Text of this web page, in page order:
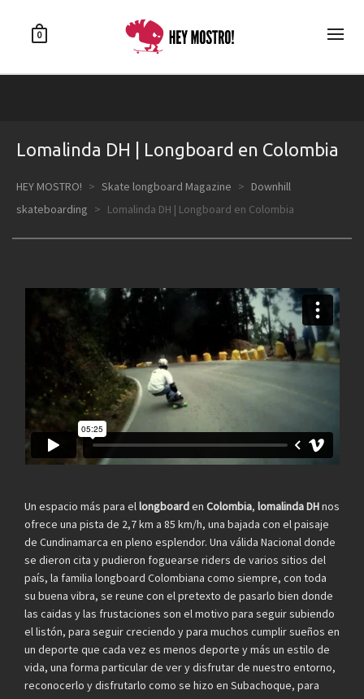
0
Lomalinda DH | Longboard en Colombia
HEY MOSTRO! > Skate longboard Magazine > Downhill
skateboarding > Lomalinda DH | Longboard en Colombia
Un espacio más para ellongboarden Colombia, lomalinda DHnos
ofrece una pista de 2,7 km a 85 km/h, una bajada con el paisaje
de Cundinamarca en pleno esplendor. Una válida Nacional donde
se dieron cita y pudieron foguearse riders de varios sitios del
país, la familia longboard Colombiana como siempre, con toda
su buena vibra, se reune con el pretexto de pasarlo bien donde
las caidas y las frustaciones son el motivo para seguir subiendo
el listón, para seguir creciendo y para muchos cumplir sueños en
un deporte que cada vez es menos deporte y más un estilo de
vida, una forma particular de ver y disfrutar de nuestro entorno,
reconocerlo y disfrutarlo como se hizo en Subachoque, para